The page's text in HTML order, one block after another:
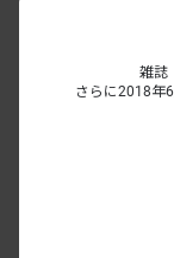
雑誌
さらに2018年